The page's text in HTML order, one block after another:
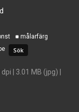
målarfärg
| 3.01 MB (jpg) |